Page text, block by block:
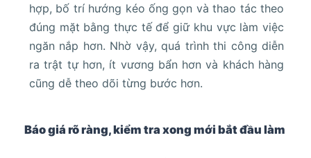
hợp, bố trí hướng kéo ống gọn và thao tác theo
đúng mặt bằng thực tế để giữ khu vực làm việc
ngăn nắp hơn. Nhờ vậy, quá trình thi công diễn
ra trật tự hơn, ít vương bẩn hơn và khách hàng
cũng dễ theo dõi từng bước hơn.
Báo giá rõ ràng, kiểm tra xong mới bắt đầu làm